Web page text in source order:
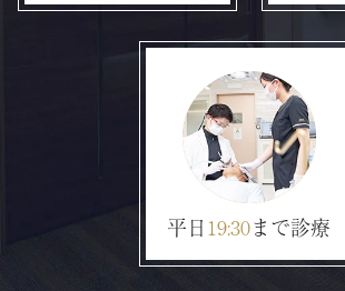
平日19:30まで診療